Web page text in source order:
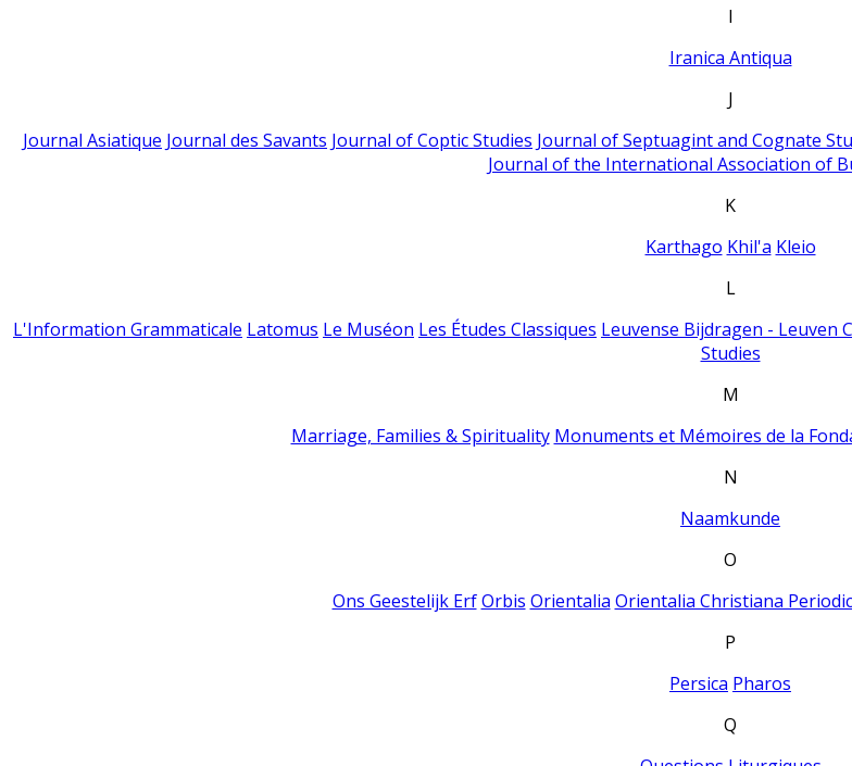
I
Iranica Antiqua
J
Journal Asiatique Journal des Savants Journal of Coptic Studies Journal of Septuagint and Cognate
Journal of the International Association of
K
Karthago Khil'a Kleio
L
L'Information Grammaticale Latomus Le Muséon Les Études Classiques Leuvense Bijdragen - Leuven
Studies
M
Marriage, Families & Spirituality Monuments et Mémoires de la
N
Naamkunde
O
Ons Geestelijk Erf Orbis Orientalia Orientalia Christiana
P
Persica Pharos
Q